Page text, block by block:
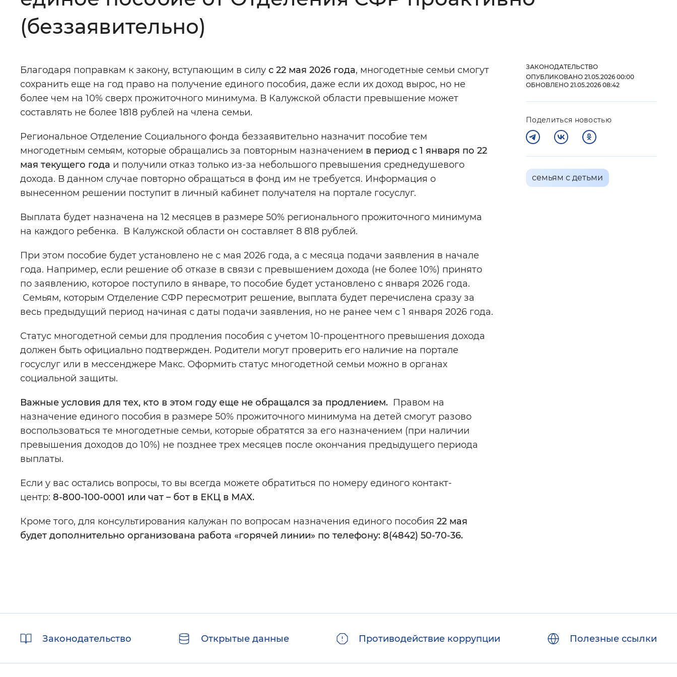
Звуковой ассистент: Воспроизвести Остановить Повторить
Вернуть стандартные настройки Закрыть
(беззаявительно)
Благодаря поправкам к закону, вступающим в силу с 22 мая 2026 года, многодетные семьи смогут
сохранить еще на год право на получение единого пособия, даже если их доход вырос, но не
более чем на 10% сверх прожиточного минимума. В Калужской области превышение может
составлять не более 1818 рублей на члена семьи.
Региональное Отделение Социального фонда беззаявительно назначит пособие тем
многодетным семьям, которые обращались за повторным назначением в период с 1 января по 22
мая текущего года и получили отказ только из-за небольшого превышения среднедушевого
дохода. В данном случае повторно обращаться в фонд им не требуется. Информация о
вынесенном решении поступит в личный кабинет получателя на портале госуслуг.
Выплата будет назначена на 12 месяцев в размере 50% регионального прожиточного минимума
на каждого ребенка. В Калужской области он составляет 8 818 рублей.
При этом пособие будет установлено не с мая 2026 года, а с месяца подачи заявления в начале
года. Например, если решение об отказе в связи с превышением дохода (не более 10%) принято
по заявлению, которое поступило в январе, то пособие будет установлено с января 2026 года.
Семьям, которым Отделение СФР пересмотрит решение, выплата будет перечислена сразу за
весь предыдущий период начиная с даты подачи заявления, но не ранее чем с 1 января 2026 года.
Статус многодетной семьи для продления пособия с учетом 10-процентного превышения дохода
должен быть официально подтвержден. Родители могут проверить его наличие на портале
госуслуг или в мессенджере Макс. Оформить статус многодетной семьи можно в органах
социальной защиты.
Важные условия для тех, кто в этом году еще не обращался за продлением. Правом на
назначение единого пособия в размере 50% прожиточного минимума на детей смогут разово
воспользоваться те многодетные семьи, которые обратятся за его назначением (при наличии
превышения доходов до 10%) не позднее трех месяцев после окончания предыдущего периода
выплаты.
Если у вас остались вопросы, то вы всегда можете обратиться по номеру единого контакт-
центр: 8-800-100-0001 или чат – бот в ЕКЦ в МАХ.
Кроме того, для консультирования калужан по вопросам назначения единого пособия 22 мая
будет дополнительно организована работа «горячей линии» по телефону: 8(4842) 50-70-36.
ЗАКОНОДАТЕЛЬСТВО
ОПУБЛИКОВАНО 21.05.2026 00:00
ОБНОВЛЕНО 21.05.2026 08:42
Поделиться новостью
семьям с детьми
ссылкиЗаконодательство Открытые данные Противодействие коррупции Полезные ссылки